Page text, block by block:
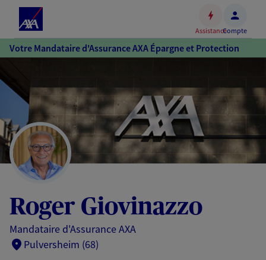
Accéder
au
Accéder
au
pied
de
page
AssistanceCompte
Votre Mandataire d'Assurance AXA Épargne et Protection
Roger Giovinazzo
Mandataire d'Assurance AXA
Pulversheim (68)